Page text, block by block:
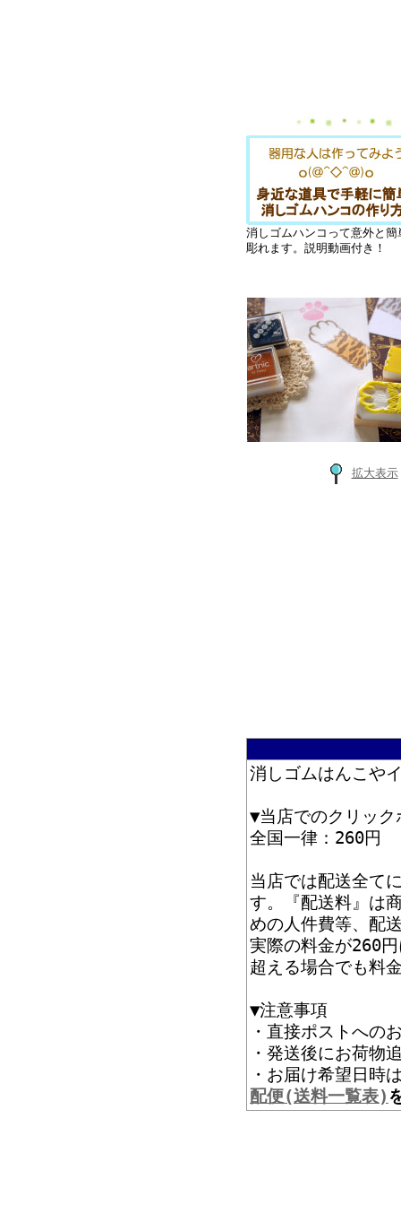
消しゴムハンコって意外と簡
彫れます。説明動画付き！
拡大表示
消しゴムはんこや
▼当店でのクリッ
全国一律：260円
当店では配送全て
す。『配送料』は
めの人件費等、配
実際の料金が260
超える場合でも料
▼注意事項
・直接ポストへの
・発送後にお荷物
・お届け希望
配便(送料一覧表)